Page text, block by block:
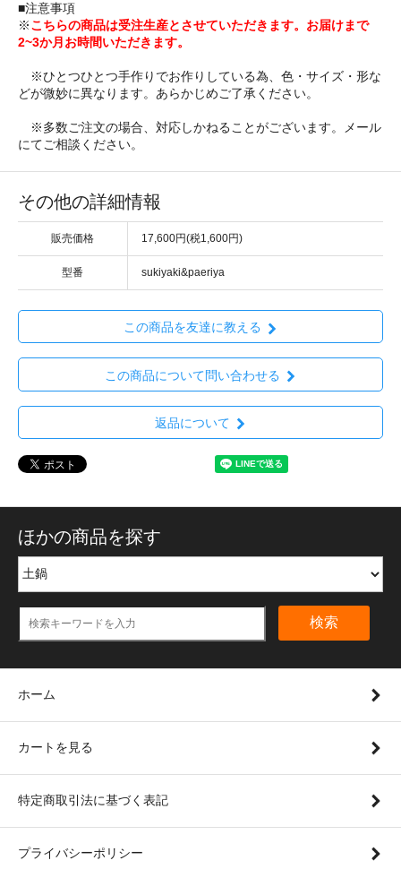
■注意事項
※こちらの商品は受注生産とさせていただきます。お届けまで
2~3か月お時間いただきます。
※ひとつひとつ手作りでお作りしている為、色・サイズ・形な
どが微妙に異なります。あらかじめご了承ください。
※多数ご注文の場合、対応しかねることがございます。メール
にてご相談ください。
その他の詳細情報
販売価格 17,600円(税1,600円)
型番 sukiyaki&paeriya
この商品を友達に教える
この商品について問い合わせる
返品について
ほかの商品を探す
検索
ホーム
カートを見る
特定商取引法に基づく表記
プライバシーポリシー